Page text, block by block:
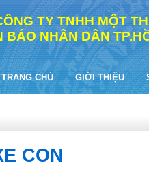
TY TNHH MỘT
BÁO NHÂN DÂN
TRANG CHỦ GIỚI THIỆU
CON